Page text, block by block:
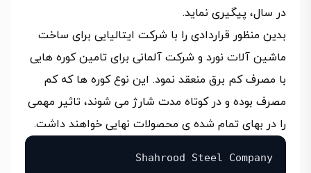
در سال، پیگیری نماید.
بدین منظور قراردادی را با شرکت ایتالیایی برای ساخت
ماشین آلات نورد و شرکت آلمانی برای تامین کوره هایی
با مصرف کم برق منعقد نمود. این نوع کوره ها که کم
مصرف بوده و در کوتاه مدت شارژ می شوند، تاثیر مهمی
را در بهای تمام شده ی محصولات نهایی خواهند داشت.
Shahrood Steel Company